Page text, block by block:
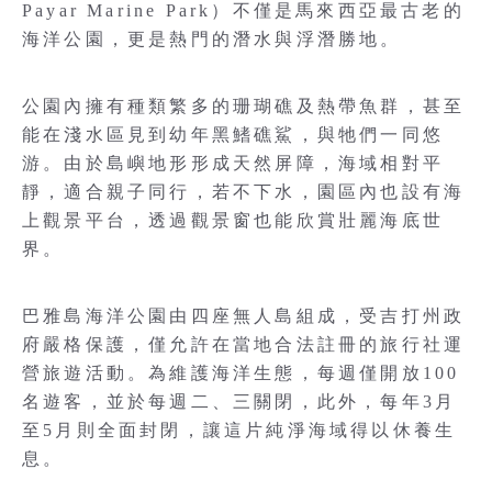
Payar Marine Park）不僅是馬來西亞最古老的
海洋公園，更是熱門的潛水與浮潛勝地。
公園內擁有種類繁多的珊瑚礁及熱帶魚群，甚至
能在淺水區見到幼年黑鰭礁鯊，與牠們一同悠
游。由於島嶼地形形成天然屏障，海域相對平
靜，適合親子同行，若不下水，園區內也設有海
上觀景平台，透過觀景窗也能欣賞壯麗海底世
界。
巴雅島海洋公園由四座無人島組成，受吉打州政
府嚴格保護，僅允許在當地合法註冊的旅行社運
營旅遊活動。為維護海洋生態，每週僅開放100
名遊客，並於每週二、三關閉，此外，每年3月
至5月則全面封閉，讓這片純淨海域得以休養生
息。